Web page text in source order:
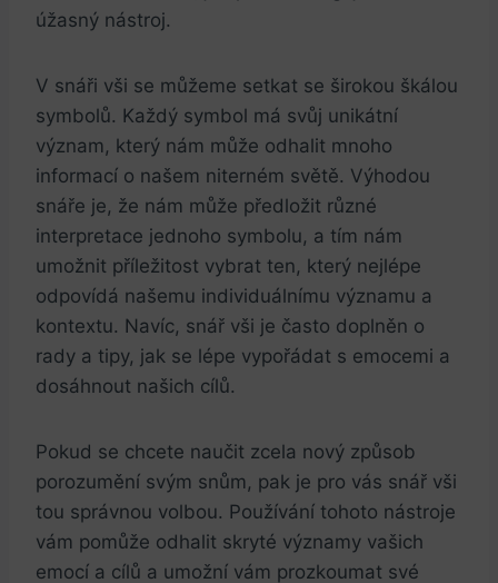
úžasný nástroj.
V snáři vši se můžeme setkat se širokou škálou
symbolů. Každý symbol má svůj⁤ unikátní
význam,​ který nám může‌ odhalit​ mnoho
informací o našem niterném světě.⁢ Výhodou
snáře je, že nám může předložit různé
interpretace jednoho symbolu, a tím ⁣nám
umožnit⁤ příležitost vybrat ten, ‌který nejlépe
odpovídá ⁤našemu individuálnímu významu a
kontextu. Navíc, snář vši je často doplněn ‍o
rady a tipy, jak se lépe vypořádat s emocemi a
dosáhnout našich cílů.
Pokud se chcete ⁤naučit zcela nový způsob
porozumění svým‍ snům, pak je pro vás snář vši
tou správnou volbou. Používání tohoto nástroje
vám pomůže odhalit skryté významy vašich
emocí⁤ a ‌cílů ‌a umožní ‍vám prozkoumat své